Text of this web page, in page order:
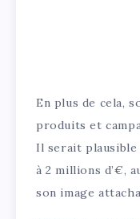
En plus de cela,
produits et
Il serait plausible
à 2 millions d’€,
son image